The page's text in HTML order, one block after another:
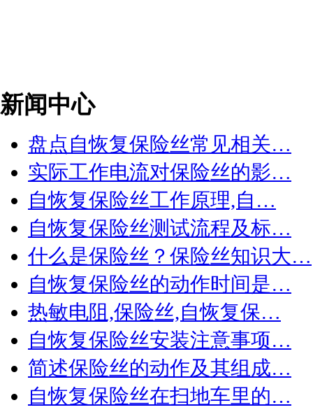
新闻中心
盘点自恢复保险丝常见相关…
实际工作电流对保险丝的影…
自恢复保险丝工作原理,自…
自恢复保险丝测试流程及标…
什么是保险丝？保险丝知识大…
自恢复保险丝的动作时间是…
热敏电阻,保险丝,自恢复保…
自恢复保险丝安装注意事项…
简述保险丝的动作及其组成…
自恢复保险丝在扫地车里的…